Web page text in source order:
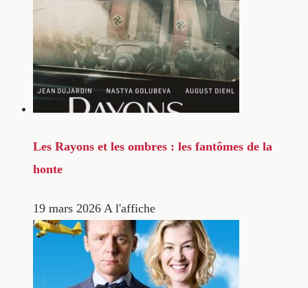
Les Rayons et les ombres : les fantômes de la
honte
19 mars 2026 A l'affiche